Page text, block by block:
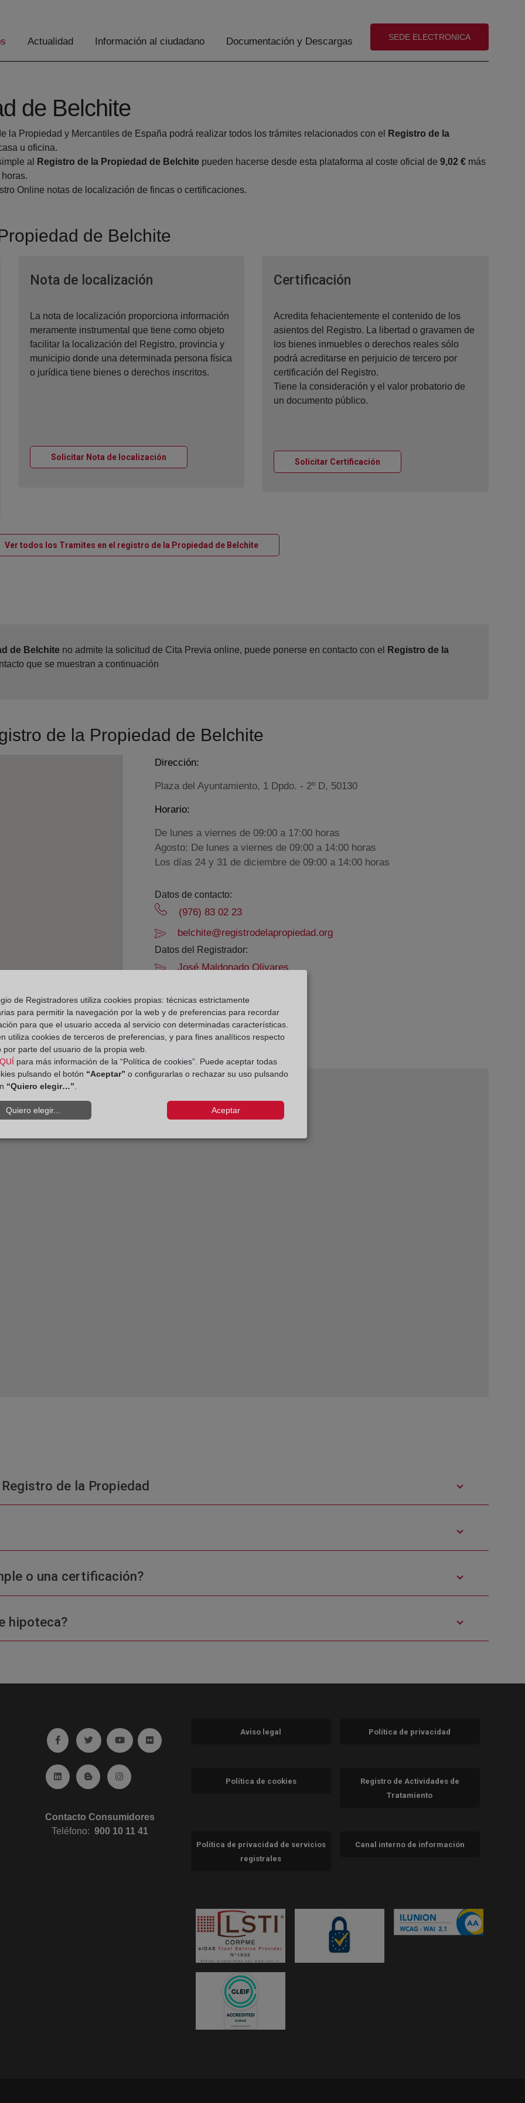
Actualidad Información al ciudadano Documentación y Descargas (abre en nueva ventana)
SEDE ELECTRONICA
de Belchite
la Propiedad y Mercantiles de España podrá realizar todos los trámites relacionados con el
Registro de la
u oficina.
al
Registro de la Propiedad de Belchite pueden hacerse desde esta plataforma al coste oficial de 9,02 € más
Online notas de localización de fincas o certificaciones.
de Belchite
Nota de localizaciónVentana nueva
La nota de localización proporciona información
meramente instrumental que tiene como objeto
facilitar la localización del Registro, provincia y
municipio donde una determinada persona física
o jurídica tiene bienes o derechos inscritos.
Solicitar Nota de localizaciónVentana nueva
Certificación
Acredita fehacientemente el contenido de los
asientos del Registro. La libertad o gravamen de
los bienes inmuebles o derechos reales sólo
podrá acreditarse en perjuicio de tercero por
certificación del Registro.
Tiene la consideración y el valor probatorio de
un documento público.
Solicitar Certificación
Ver todos los Tramites en el registro de la Propiedad de BelchiteVentana nueva
de Belchite no admite la solicitud de Cita Previa online, puede ponerse en contacto con el
Registro de la
que se muestran a continuación
de la Propiedad de Belchite
Dirección:
Plaza del Ayuntamiento, 1 Dpdo. - 2º D, 50130
Horario:
De lunes a viernes de 09:00 a 17:00 horas
Agosto: De lunes a viernes de 09:00 a 14:00 horas
Los días 24 y 31 de diciembre de 09:00 a 14:00 horas
Datos de contacto:
(976) 83 02 23
belchite@registrodelapropiedad.org
Datos del Registrador:
José Maldonado Olivares
dpo@corpme.es
el distrito hipotecario
de la Propiedad
o una certificación?
hipoteca?
Ir a facebook (abre en ventana nueva)
Ir a twitter (abre en ventana nueva)
Ir a YouTube (abre en ventana nueva)
Ir a Flickr (abre en ventana nueva)
Ir a Linkedin (abre en ventana nueva)
Ir al Blog (abre en ventana nueva)
Ir a Instagram (abre en ventana nueva)
Contacto Consumidores
Teléfono:900 10 11 41
Aviso legal Política de privacidad
Política de cookies
Registro de Actividades de
Tratamiento
Política de privacidad de servicios
registrales
Canal interno de información
de Registradores utiliza cookies propias: técnicas estrictamente
para permitir la navegación por la web y de preferencias para recordar
para que el usuario acceda al servicio con determinadas características.
utiliza cookies de terceros de preferencias, y para fines analíticos respecto
por parte del usuario de la propia web.
para más información de la “Política de cookies”. Puede aceptar todas
pulsando el botón “Aceptar” o configurarlas o rechazar su uso pulsando
“Quiero elegir…”.
Quiero elegir... Aceptar